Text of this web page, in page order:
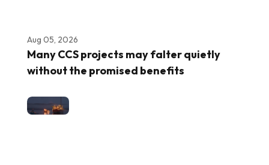
Aug 05, 2026
Many CCS projects may falter quietly
without the promised benefits